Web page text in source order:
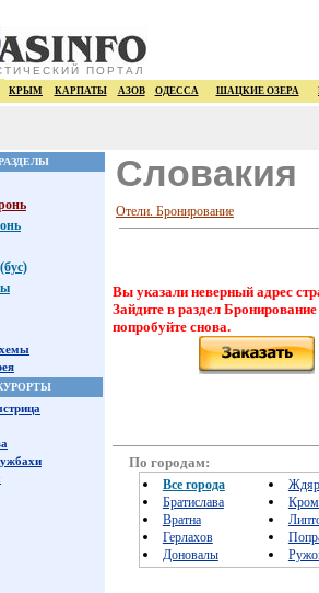
ПОРТАЛ
КРЫМ КАРПАТЫ АЗОВ ОДЕССА ШАЦКИЕ ОЗЕРА
Словакия
Отели. Бронирование
Вы указали неверный адрес
Зайдите в раздел
попробуйте снова.
По городам:
Все города
Братислава
Вратна
Герлахов
Доновалы
Ждяр